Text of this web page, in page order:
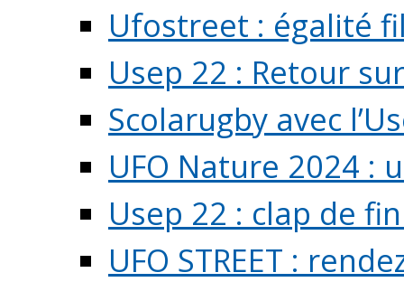
Ufostreet : égalité
Usep 22 : Retour
Scolarugby avec
UFO Nature 2024 :
Usep 22 : clap de
UFO STREET :